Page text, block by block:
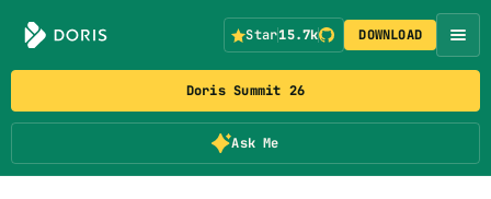
Doris Summit 26
Ask Me
Star15.7k DOWNLOAD